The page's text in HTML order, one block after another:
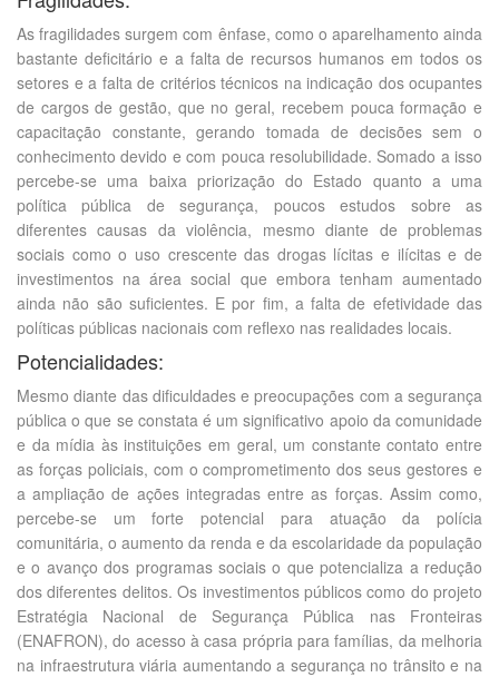
As fragilidades surgem com ênfase, como o aparelhamento ainda
bastante deficitário e a falta de recursos humanos em todos os
setores e a falta de critérios técnicos na indicação dos ocupantes
de cargos de gestão, que no geral, recebem pouca formação e
capacitação constante, gerando tomada de decisões sem o
conhecimento devido e com pouca resolubilidade. Somado a isso
percebe-se uma baixa priorização do Estado quanto a uma
política pública de segurança, poucos estudos sobre as
diferentes causas da violência, mesmo diante de problemas
sociais como o uso crescente das drogas lícitas e ilícitas e de
investimentos na área social que embora tenham aumentado
ainda não são suficientes. E por fim, a falta de efetividade das
políticas públicas nacionais com reflexo nas realidades locais.
Potencialidades:
Mesmo diante das dificuldades e preocupações com a segurança
pública o que se constata é um significativo apoio da comunidade
e da mídia às instituições em geral, um constante contato entre
as forças policiais, com o comprometimento dos seus gestores e
a ampliação de ações integradas entre as forças. Assim como,
percebe-se um forte potencial para atuação da polícia
comunitária, o aumento da renda e da escolaridade da população
e o avanço dos programas sociais o que potencializa a redução
dos diferentes delitos. Os investimentos públicos como do projeto
Estratégia Nacional de Segurança Pública nas Fronteiras
(ENAFRON), do acesso à casa própria para famílias, da melhoria
na infraestrutura viária aumentando a segurança no trânsito e na